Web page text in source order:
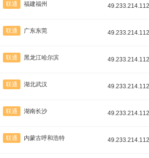
联通 福建福州 49.233.214.112
联通 广东东莞 49.233.214.112
联通 黑龙江哈尔滨 49.233.214.112
联通 湖北武汉 49.233.214.112
联通 湖南长沙 49.233.214.112
联通 内蒙古呼和浩特 49.233.214.112